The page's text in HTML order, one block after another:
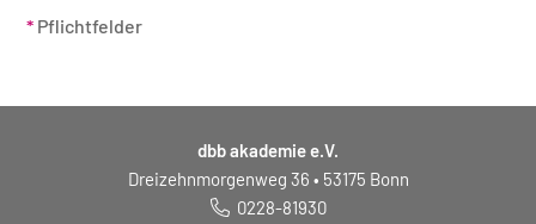
* Pflichtfelder
dbb akademie e.V.
Dreizehnmorgenweg 36 • 53175 Bonn
0228-81930